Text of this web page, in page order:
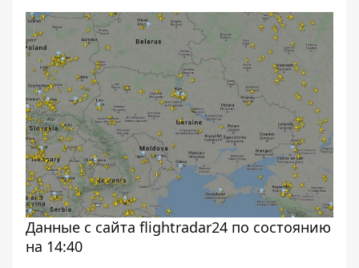
Данные с сайта flightradar24 по состоянию
на 14:40